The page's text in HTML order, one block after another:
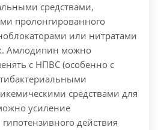
средствами,
пролонгированного
или нитратами
Амлодипин можно
с НПВС (особенно с
средствами для
усиление
действия